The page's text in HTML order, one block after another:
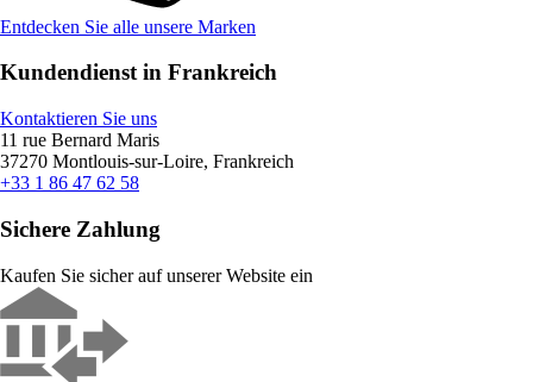
Entdecken Sie alle unsere Marken
Kundendienst in Frankreich
Kontaktieren Sie uns
11 rue Bernard Maris
37270 Montlouis-sur-Loire, Frankreich
+33 1 86 47 62 58
Sichere Zahlung
Kaufen Sie sicher auf unserer Website ein